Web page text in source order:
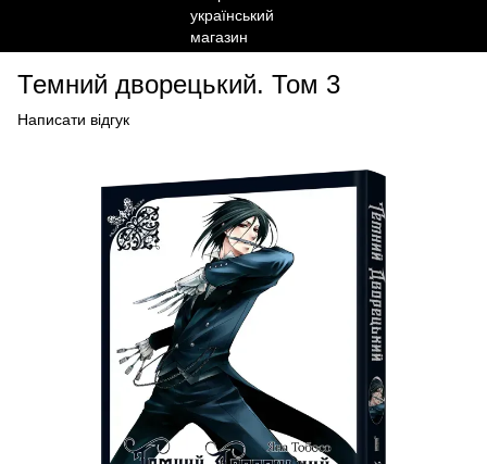
Темний дворецький. Том 3
Написати відгук